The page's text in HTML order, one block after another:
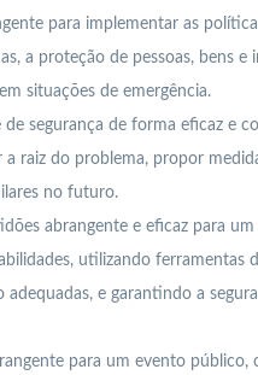
para implementar as
a proteção de pessoas, bens e
situações de emergência.
segurança de forma eficaz e
raiz do problema, propor
no futuro.
abrangente e eficaz para
utilizando ferramentas
e garantindo a
para um evento público,